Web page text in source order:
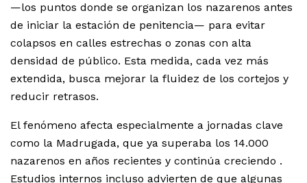
—los puntos donde se organizan los nazarenos antes
de iniciar la estación de penitencia— para evitar
colapsos en calles estrechas o zonas con alta
densidad de público. Esta medida, cada vez más
extendida, busca mejorar la fluidez de los cortejos y
reducir retrasos.
El fenómeno afecta especialmente a jornadas clave
como la Madrugada, que ya superaba los 14.000
nazarenos en años recientes y continúa creciendo .
Estudios internos incluso advierten de que algunas